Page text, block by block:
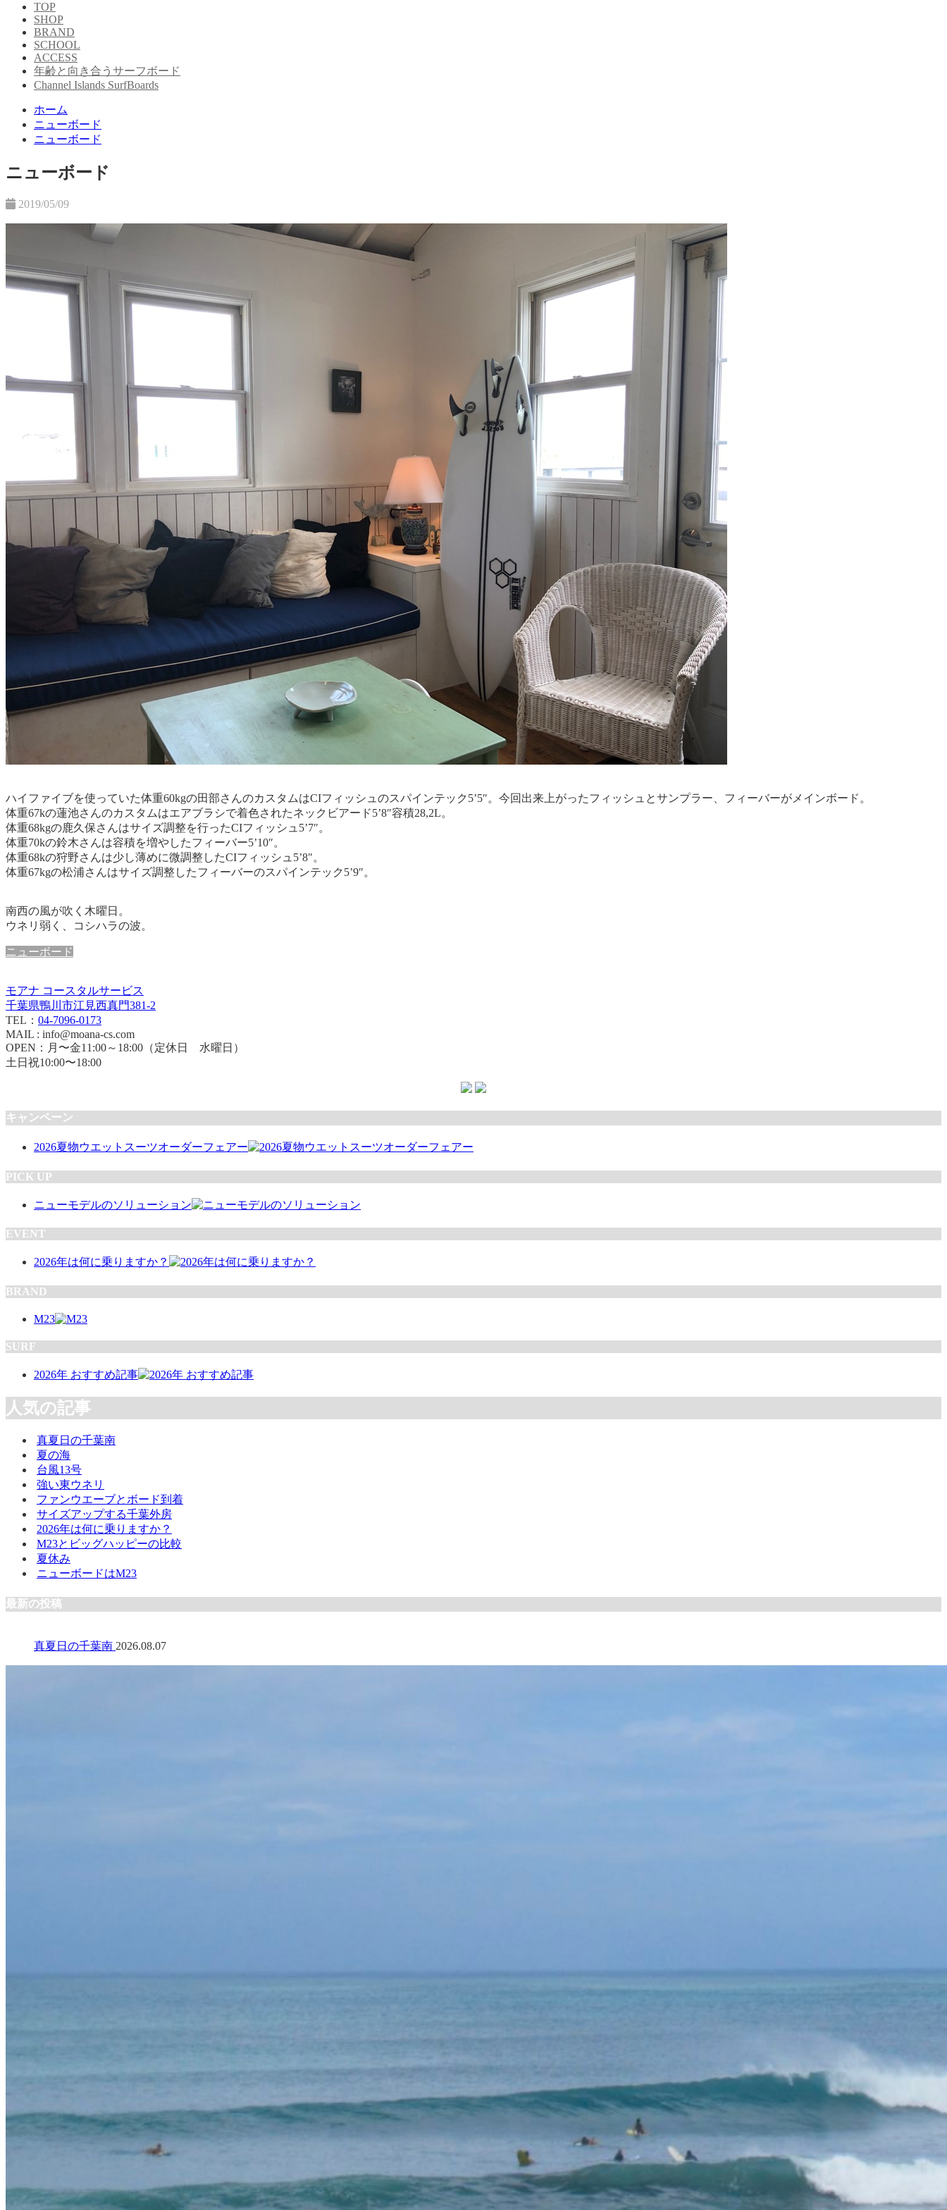
TOP
SHOP
BRAND
SCHOOL
ACCESS
年齢と向き合うサーフボード
Channel Islands SurfBoards
ホーム
ニューボード
ニューボード
ニューボード
2019/05/09
ハイファイブを使っていた体重60kgの田部さんのカスタムはCIフィッシュのスパインテック5’5″。今回出来上がったフィッシュとサンプラー、フィーバーがメインボード。
体重67kの蓮池さんのカスタムはエアブラシで着色されたネックビアード5’8″容積28,2L。
体重68kgの鹿久保さんはサイズ調整を行ったCIフィッシュ5’7″。
体重70kの鈴木さんは容積を増やしたフィーバー5’10″。
体重68kの狩野さんは少し薄めに微調整したCIフィッシュ5’8″。
体重67kgの松浦さんはサイズ調整したフィーバーのスパインテック5’9″。
南西の風が吹く木曜日。
ウネリ弱く、コシハラの波。
ニューボード
モアナ コースタルサービス
千葉県鴨川市江見西真門381-2
TEL： 04-7096-0173
MAIL : info@moana-cs.com
OPEN：月〜金11:00～18:00（定休日 水曜日）
土日祝10:00〜18:00
キャンペーン
2026夏物ウエットスーツオーダーフェアー
PICK UP
ニューモデルのソリューション
EVENT
2026年は何に乗りますか？
BRAND
M23
SURF
2026年 おすすめ記事
人気の記事
真夏日の千葉南
夏の海
台風13号
強い東ウネリ
ファンウエーブとボード到着
サイズアップする千葉外房
2026年は何に乗りますか？
M23とビッグハッピーの比較
夏休み
ニューボードはM23
最新の投稿
真夏日の千葉南 2026.08.07